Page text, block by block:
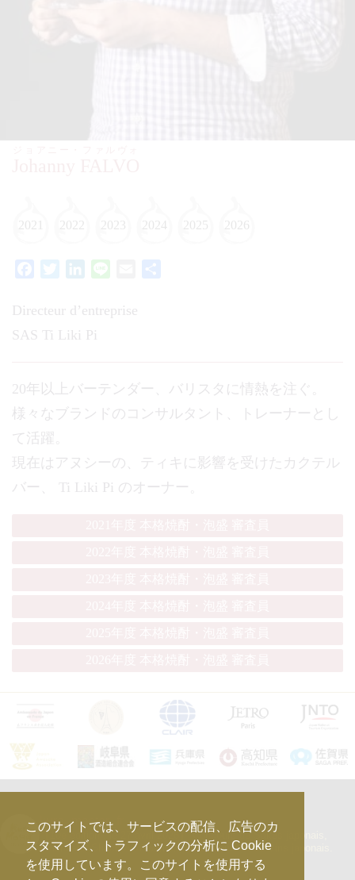
このサイトでは、サービスの配信、広告のカ
スタマイズ、トラフィックの分析に Cookie
を使用しています。このサイトを使用する
2021 2022 2023 2024 2025 2026
FacebookTwitterLinkedIn Email
Directeur d’entreprise
SAS Ti Liki Pi
20年以上バーテンダー、バリスタに情熱を注ぐ。
様々なブランドのコンサルタント、トレーナーとし
て活躍。
現在はアヌシーの、ティキに影響を受けたカクテル
バー、 Ti Liki Pi のオーナー。
kura_master_fr
【10e édition : le 27 avril 2026】 Concours de Sakés japonais,
d’Honkaku Shochu & Awamori, de Liqueurs et de Vins japonais.